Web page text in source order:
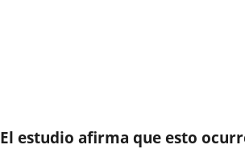
El estudio afirma que esto